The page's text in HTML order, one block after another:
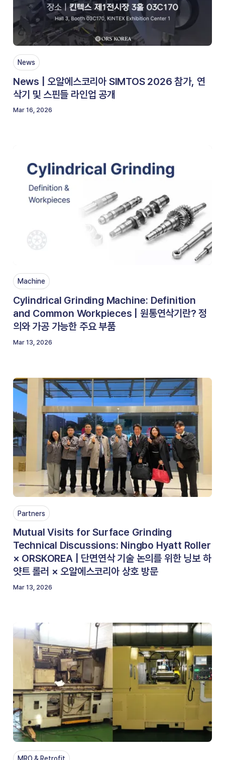
News
News | 오알에스코리아 SIMTOS 2026 참가, 연
삭기 및 스핀들 라인업 공개
Mar 16, 2026
Machine
Cylindrical Grinding Machine: Definition
and Common Workpieces | 원통연삭기란? 정
의와 가공 가능한 주요 부품
Mar 13, 2026
Partners
Mutual Visits for Surface Grinding
Technical Discussions: Ningbo Hyatt Roller
× ORSKOREA | 단면연삭 기술 논의를 위한 닝보 하
얏트 롤러 × 오알에스코리아 상호 방문
Mar 13, 2026